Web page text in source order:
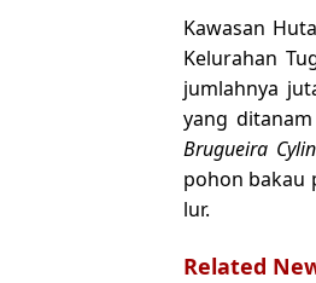
Kawasan
Kelurahan
jumlahnya
yang
Brugueira
pohon bakau
lur.
Related